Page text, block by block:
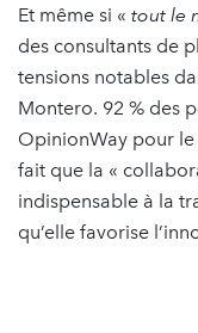
Et même si « tout le
des consultants de
tensions notables
Montero. 92 % des
OpinionWay pour
fait que la «
indispensable à la
qu’elle favorise